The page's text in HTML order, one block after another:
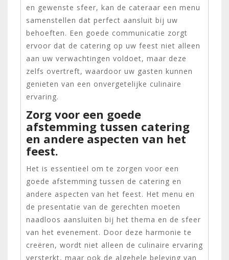
en gewenste sfeer, kan de cateraar een menu
samenstellen dat perfect aansluit bij uw
behoeften. Een goede communicatie zorgt
ervoor dat de catering op uw feest niet alleen
aan uw verwachtingen voldoet, maar deze
zelfs overtreft, waardoor uw gasten kunnen
genieten van een onvergetelijke culinaire
ervaring.
Zorg voor een goede
afstemming tussen catering
en andere aspecten van het
feest.
Het is essentieel om te zorgen voor een
goede afstemming tussen de catering en
andere aspecten van het feest. Het menu en
de presentatie van de gerechten moeten
naadloos aansluiten bij het thema en de sfeer
van het evenement. Door deze harmonie te
creëren, wordt niet alleen de culinaire ervaring
versterkt, maar ook de algehele beleving van